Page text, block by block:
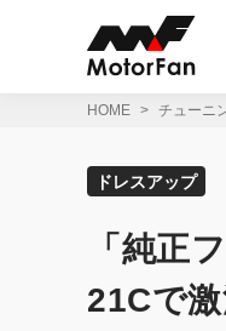
HOME チューニ
ドレスアップ
「純正
21Cで